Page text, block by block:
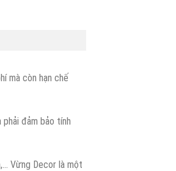
mà còn hạn chế
đảm bảo tính
Vừng Decor là một